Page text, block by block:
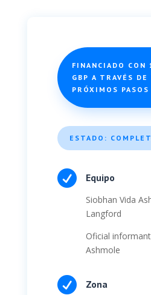
FINANCIADO CON
GBP A TRAVÉS DE
PRÓXIMOS PASOS
ESTADO:
 Equipo
Siobhan Vida
Langford
Oficial
Ashmole
 Zona